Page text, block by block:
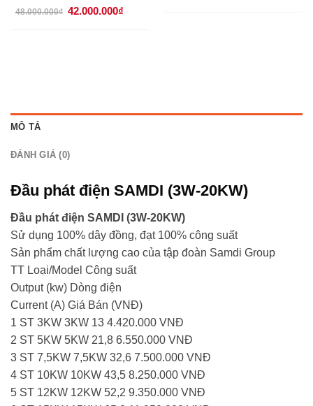
48.000.000₫ Giá
gốc
42.000.000₫
MÔ TẢ
ĐÁNH GIÁ (0)
Đầu phát điện SAMDI (3W-20KW)
Đầu phát điện SAMDI (3W-20KW)
Sử dụng 100% dây đồng, đạt 100% công suất
Sản phẩm chất lượng cao của tập đoàn Samdi Group
TT Loại/Model Công suất
Output (kw) Dòng điện
Current (A) Giá Bán (VNĐ)
1 ST 3KW 3KW 13 4.420.000 VNĐ
2 ST 5KW 5KW 21,8 6.550.000 VNĐ
3 ST 7,5KW 7,5KW 32,6 7.500.000 VNĐ
4 ST 10KW 10KW 43,5 8.250.000 VNĐ
5 ST 12KW 12KW 52,2 9.350.000 VNĐ